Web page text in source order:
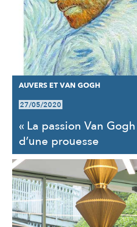
AUVERS ET VAN GOGH
27/05/2020
« La passion Van
d’une prouesse